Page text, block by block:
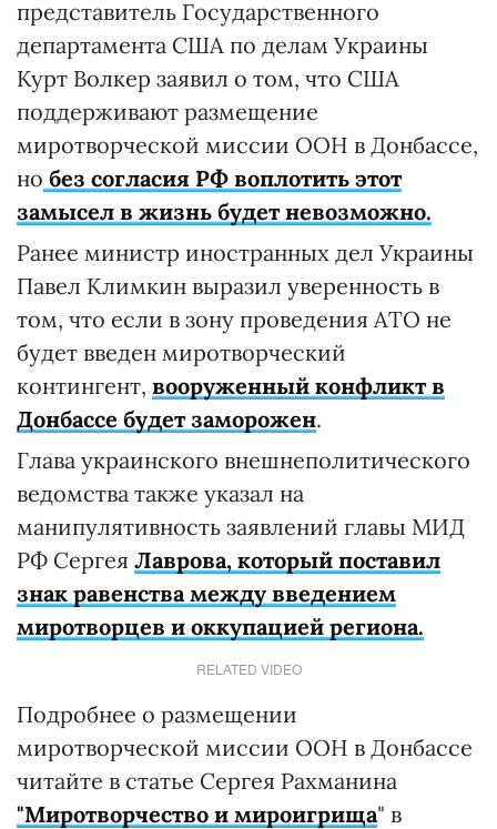
представитель Государственного
департамента США по делам Украины
Курт Волкер заявил о том, что США
поддерживают размещение
миротворческой миссии ООН в Донбассе,
но без согласия РФ воплотить этот
замысел в жизнь будет невозможно.
Ранее министр иностранных дел Украины
Павел Климкин выразил уверенность в
том, что если в зону проведения АТО не
будет введен миротворческий
контингент, вооруженный конфликт в
Донбассе будет заморожен.
Глава украинского внешнеполитического
ведомства также указал на
манипулятивность заявлений главы МИД
РФ Сергея Лаврова, который поставил
знак равенства между введением
миротворцев и оккупацией региона.
RELATED VIDEO
Подробнее о размещении
миротворческой миссии ООН в Донбассе
читайте в статье Сергея Рахманина
"Миротворчество и мироигрища" в